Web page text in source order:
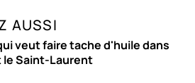
AUSSI
veut faire tache d'huile dans
le Saint-Laurent